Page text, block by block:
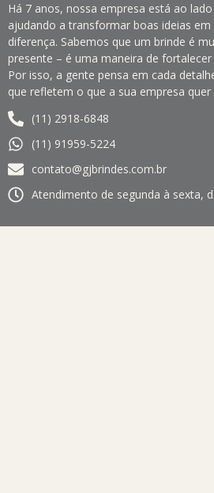
Há 7 anos, nossa empresa está ao
ajudando a transformar boas ideias
diferença. Sabemos que um brinde é
presente – é uma maneira de
Por isso, a gente pensa em cada
que refletem o que a sua empresa quer
(11) 2918-6848
(11) 91959-5224
contato@gjbrindes.com.br
Atendimento de segunda à sexta,